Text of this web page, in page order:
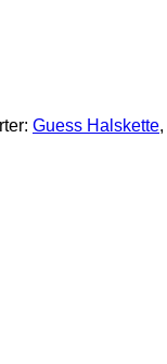
Guess Halskette,